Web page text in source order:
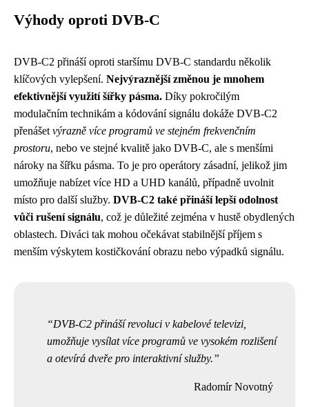
Výhody oproti DVB-C
DVB-C2 přináší oproti staršímu DVB-C standardu několik
klíčových vylepšení. Nejvýraznější změnou je mnohem
efektivnější využití šířky pásma. Díky pokročilým
modulačním technikám a kódování signálu dokáže DVB-C2
přenášet výrazně více programů ve stejném frekvenčním
prostoru, nebo ve stejné kvalitě jako DVB-C, ale s menšími
nároky na šířku pásma. To je pro operátory zásadní, jelikož jim
umožňuje nabízet více HD a UHD kanálů, případně uvolnit
místo pro další služby. DVB-C2 také přináší lepší odolnost
vůči rušení signálu, což je důležité zejména v hustě obydlených
oblastech. Diváci tak mohou očekávat stabilnější příjem s
menším výskytem kostičkování obrazu nebo výpadků signálu.
DVB-C2 přináší revoluci v kabelové televizi,
umožňuje vysílat více programů ve vysokém rozlišení
a otevírá dveře pro interaktivní služby.
Radomír Novotný